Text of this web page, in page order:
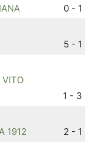
0 - 1
5 - 1
VITO
1 - 3
1912
2 - 1